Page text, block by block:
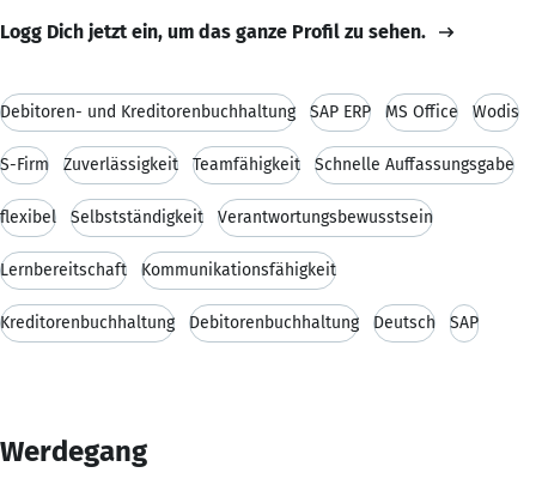
Logg Dich jetzt ein, um das ganze Profil zu sehen.
Debitoren- und Kreditorenbuchhaltung SAP ERP MS Office Wodis
S-Firm Zuverlässigkeit Teamfähigkeit Schnelle Auffassungsgabe
flexibel Selbstständigkeit Verantwortungsbewusstsein
Lernbereitschaft Kommunikationsfähigkeit
Kreditorenbuchhaltung Debitorenbuchhaltung Deutsch SAP
Werdegang